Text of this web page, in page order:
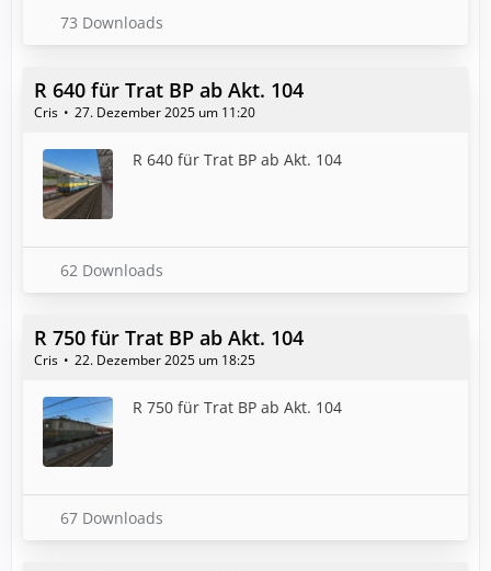
73 Downloads
R 640 für Trat BP ab Akt. 104
Cris 27. Dezember 2025 um 11:20
R 640 für Trat BP ab Akt. 104
62 Downloads
R 750 für Trat BP ab Akt. 104
Cris 22. Dezember 2025 um 18:25
R 750 für Trat BP ab Akt. 104
67 Downloads